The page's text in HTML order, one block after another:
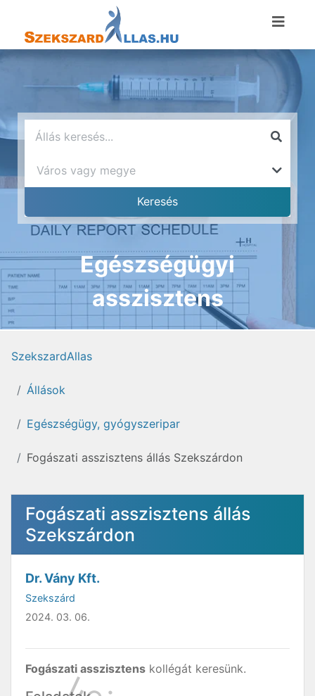
Egészségügyi
asszisztens
SzekszardAllas
Állások
Egészségügy, gyógyszeripar
Fogászati asszisztens állás Szekszárdon
Fogászati asszisztens állás
Szekszárdon
Dr. Vány Kft.
Szekszárd
2024. 03. 06.
Fogászati asszisztens kollégát keresünk.